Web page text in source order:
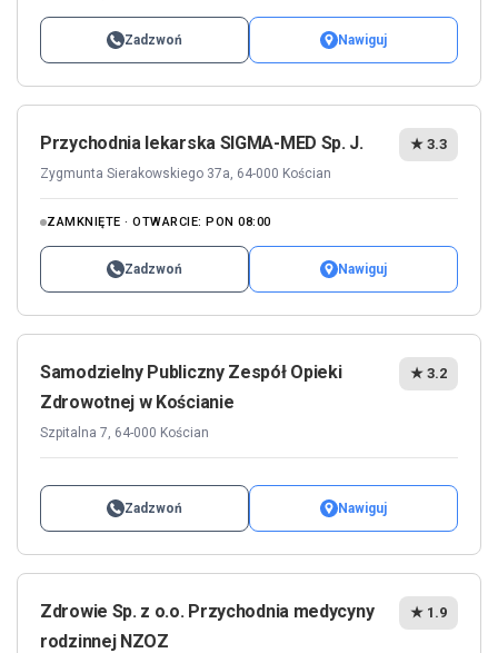
Zadzwoń Nawiguj
Przychodnia lekarska SIGMA-MED Sp. J.
Zygmunta Sierakowskiego 37a, 64-000 Kościan
★ 3.3
ZAMKNIĘTE · OTWARCIE: PON 08:00
Zadzwoń Nawiguj
Samodzielny Publiczny Zespół Opieki
Zdrowotnej w Kościanie
Szpitalna 7, 64-000 Kościan
★ 3.2
Zadzwoń Nawiguj
Zdrowie Sp. z o.o. Przychodnia medycyny
rodzinnej NZOZ
★ 1.9